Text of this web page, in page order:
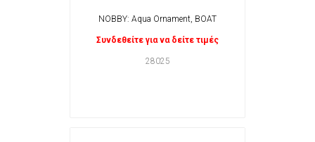
NOBBY: Aqua Ornament, BOAT
Συνδεθείτε για να δείτε τιμές
28025